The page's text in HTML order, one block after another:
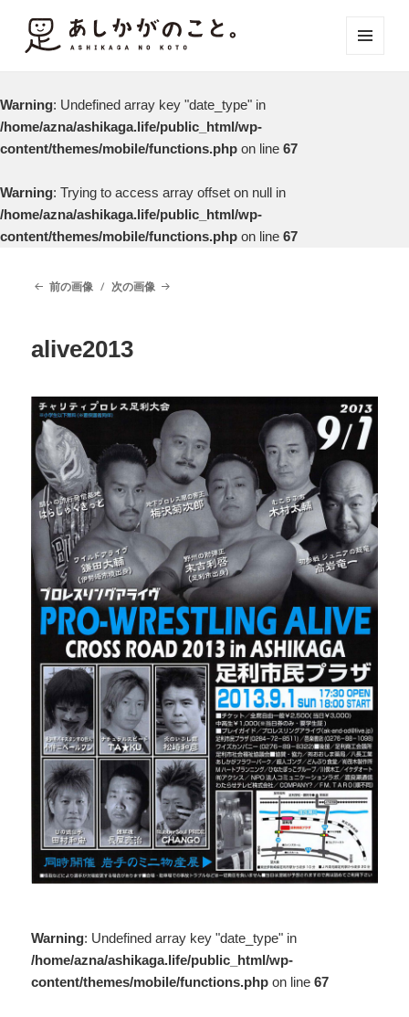
Warning: Undefined array key "date_type" in
/home/azna/ashikaga.life/public_html/wp-
content/themes/mobile/functions.php on line 67
Warning: Trying to access array offset on null in
/home/azna/ashikaga.life/public_html/wp-
content/themes/mobile/functions.php on line 67
前の画像 次の画像
alive2013
Warning: Undefined array key "date_type" in
/home/azna/ashikaga.life/public_html/wp-
content/themes/mobile/functions.php on line67